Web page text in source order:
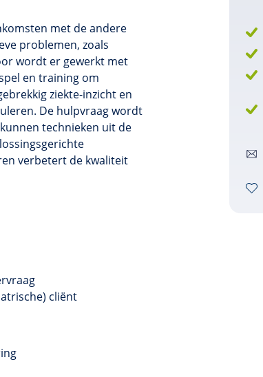
met de andere
problemen, zoals
wordt er gewerkt met
en training om
ziekte-inzicht en
De hulpvraag wordt
technieken uit de
verbetert de kwaliteit
cliënt